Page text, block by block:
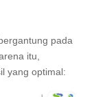
pada
itu,
yang optimal: